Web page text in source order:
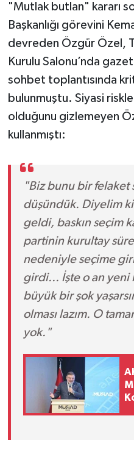
"Mutlak butlan" kararı
Başkanlığı görevini
devreden Özgür Özel,
Kurulu Salonu’nda
sohbet toplantısında
bulunmuştu. Siyasi
olduğunu gizlemeyen
kullanmıştı:
"Biz bunu bir felaket
düşündük. Diyelim
geldi, baskın seçim
partinin kurultay
nedeniyle seçime
girdi... İşte o an yeni
büyük bir şok
olması lazım. O
yok."